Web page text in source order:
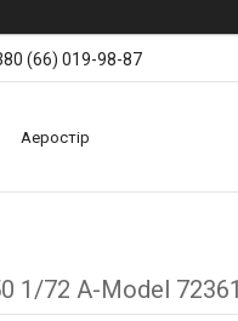
(66) 019-98-87
Аеростір
1/72 A-Model 72361